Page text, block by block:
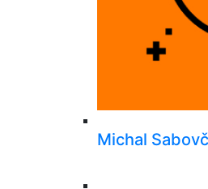
Michal